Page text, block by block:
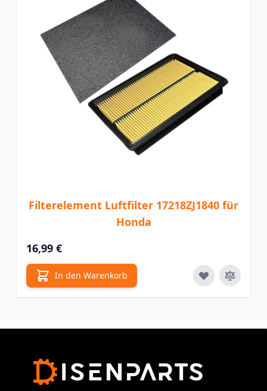
Filterelement Luftfilter 17218ZJ1840 für
Honda
16,99 €
In den Warenkorb